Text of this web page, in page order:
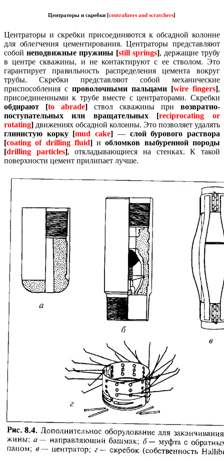
Центраторы и скребки [centralizers and scratchers]
Центраторы и скребки присоединяются к обсадной колонне
для облегчения цементирования.Центраторы представляют
собой неподвижные пружины [still springs], держащие трубу
в центре скважины, и не контактируют с ее стволом. Это
гарантирует правильность распределения цемента вокруг
трубы. Скребки представляют собой механические
приспособления с проволочными пальцами [wire fingers],
присоединенными к трубе вместе с центраторами. Скребки
обдирают [to abrade] ствол скважины при возвратно-
поступательных или вращательных [reciprocating or
rotating] движениях обсадной колонны. Это позволяет удалять
глинистую корку [mudcake] — слой бурового раствора
[coating of drilling fluid]иобломков выбуренной породы
[drilling particles], откладывающиеся на стенках.К такой
поверхности цемент прилипает лучше.